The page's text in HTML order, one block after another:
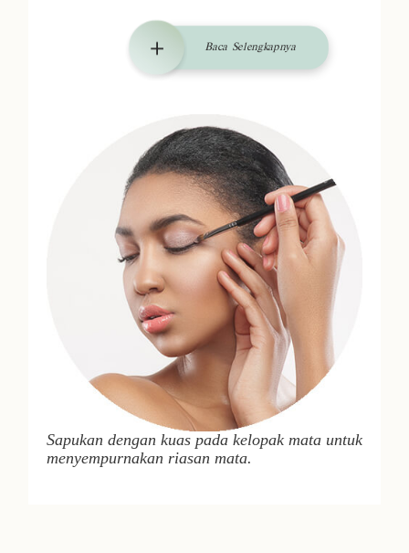
Baca Selengkapnya
Sapukan dengan kuas pada kelopak mata untuk
menyempurnakan riasan mata.